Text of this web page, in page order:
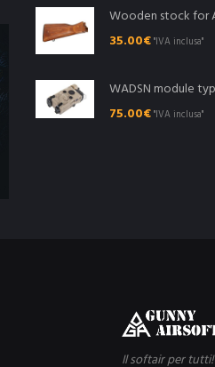
Wooden stock for
35.00€"IVA inclusa"
WADSN module
75.00€"IVA inclusa"
Il softair per tutti!